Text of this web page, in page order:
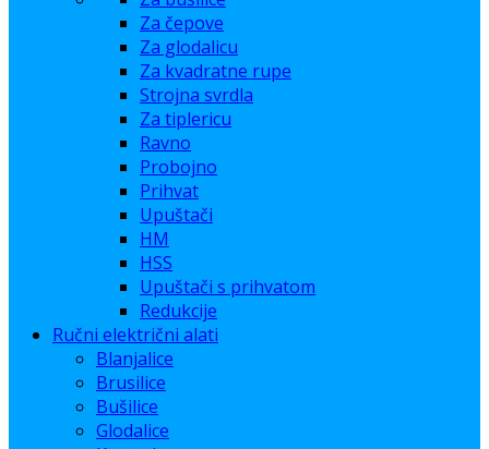
Za čepove
Za glodalicu
Za kvadratne rupe
Strojna svrdla
Za tiplericu
Ravno
Probojno
Prihvat
Upuštači
HM
HSS
Upuštači s prihvatom
Redukcije
Ručni električni alati
Blanjalice
Brusilice
Bušilice
Glodalice